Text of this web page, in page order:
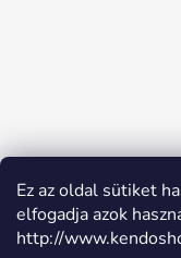
Ez az oldal sütiket
elfogadja azok
http://